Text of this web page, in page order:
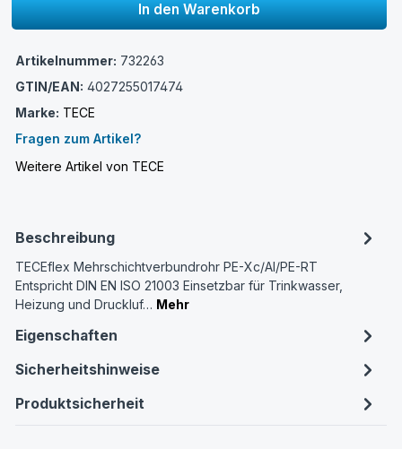
In den Warenkorb
Artikelnummer: 732263
GTIN/EAN: 4027255017474
Marke: TECE
Fragen zum Artikel?
Weitere Artikel von TECE
Beschreibung
TECEflex Mehrschichtverbundrohr PE-Xc/Al/PE-RT
Entspricht DIN EN ISO 21003 Einsetzbar für Trinkwasser,
Heizung und Druckluf… Mehr
Eigenschaften
Sicherheitshinweise
Produktsicherheit